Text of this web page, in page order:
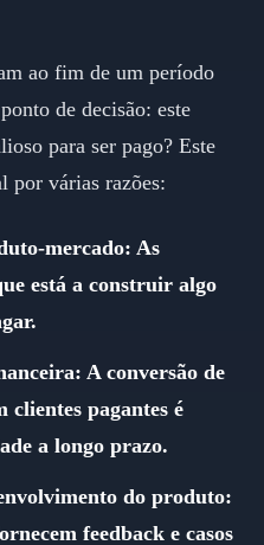
ao fim de um período
de decisão: este
para ser pago? Este
por várias razões:
mercado: As
está a construir algo
A conversão de
pagantes é
a longo prazo.
do produto:
feedback e casos